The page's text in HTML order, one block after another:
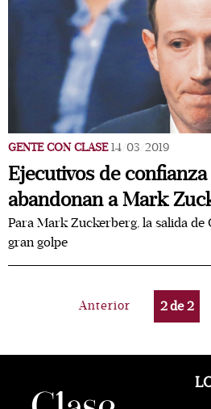
GENTE CON CLASE 14/03/2019
Ejecutivos de
abandonan a Mark
Para Mark Zuckerberg, la salida de
gran golpe
Anterior 2de2